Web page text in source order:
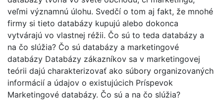
veľmi významnú úlohu. Svedčí o tom aj fakt, že mnohé
firmy si tieto databázy kupujú alebo dokonca
vytvárajú vo vlastnej réžii. Čo sú to teda databázy a
na čo slúžia? Čo sú databázy a marketingové
databázy Databázy zákazníkov sa v marketingovej
teórii dajú charakterizovať ako súbory organizovaných
informácií a údajov o existujúcich Príspevok
Marketingové databázy. Čo sú a na čo slúžia?